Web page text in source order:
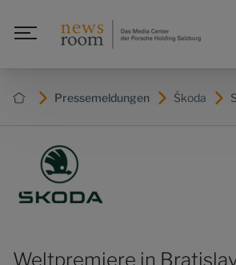
Pressemeldungen Škoda
Weltpremiere in